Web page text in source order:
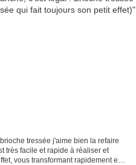
tressée j'aime bien la refaire
très facile et rapide à réaliser et
vous transformant rapidement en